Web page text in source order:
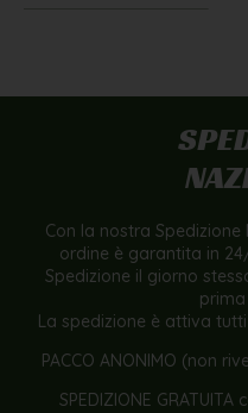
Con la nostra
ordine è garantita in
Spedizione il giorno
La spedizione è attiva
PACCO ANONIMO (non
SPEDIZIONE